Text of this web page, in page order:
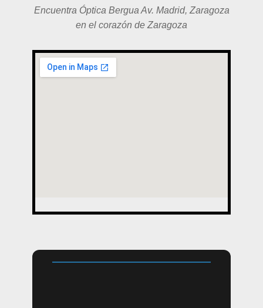
Encuentra Óptica Bergua Av. Madrid, Zaragoza
en el corazón de Zaragoza